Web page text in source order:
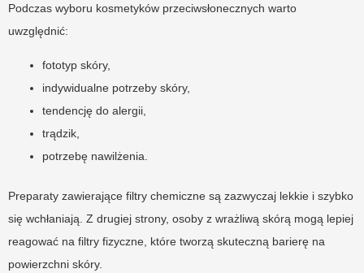
Podczas wyboru kosmetyków przeciwsłonecznych warto
uwzględnić:
fototyp skóry,
indywidualne potrzeby skóry,
tendencję do alergii,
trądzik,
potrzebę nawilżenia.
Preparaty zawierające filtry chemiczne są zazwyczaj lekkie i szybko
się wchłaniają. Z drugiej strony, osoby z wrażliwą skórą mogą lepiej
reagować na filtry fizyczne, które tworzą skuteczną barierę na
powierzchni skóry.